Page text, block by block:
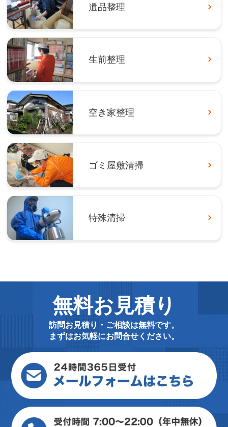
遺品整理
生前整理
空き家整理
ゴミ屋敷清掃
特殊清掃
無料お見積り
訪問お見積り・ご相談は無料です。
まずはお気軽にお問合せください。